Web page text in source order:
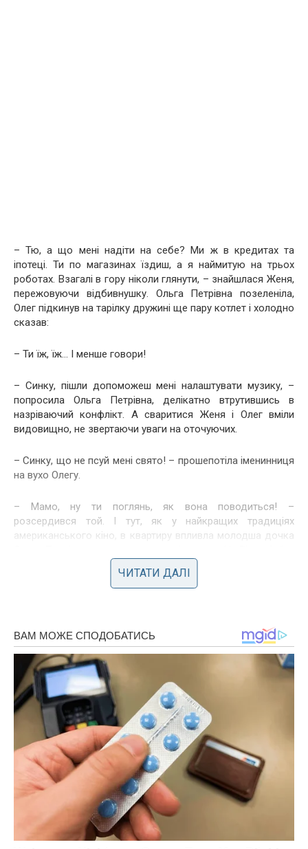
– Тю, а що мені надіти на себе? Ми ж в кредитах та
іпотеці. Ти по магазинах їздиш, а я наймитую на трьох
роботах. Взагалі в гору ніколи глянути, – знайшлася Женя,
пережовуючи відбивнушку. Ольга Петрівна позеленіла,
Олег підкинув на тарілку дружині ще пару котлет і холодно
сказав:
– Ти їж, їж… І менше говори!
– Синку, пішли допоможеш мені налаштувати музику, –
попросила Ольга Петрівна, делікатно втрутившись в
назріваючий конфлікт. А сваритися Женя і Олег вміли
видовищно, не звертаючи уваги на оточуючих.
– Синку, що не псуй мені свято! – прошепотіла іменинниця
на вухо Олегу.
– Мамо, ну ти поглянь, як вона поводиться! –
розсердився той. І тут, як у найкращих традиціях
американського кіно, в квартиру впливла молодша дочка
сяюче білий брючний костюм, дорогий годинник і
і святковий макіяж. Не дівчина, а лялечка. Віка так різко
контрастувала з Женею, що більшість гостей почали
крутити шиями, дивлячись то на одну, то на іншу
представницю прекрасної статі.
ЧИТАТИ ДАЛІ